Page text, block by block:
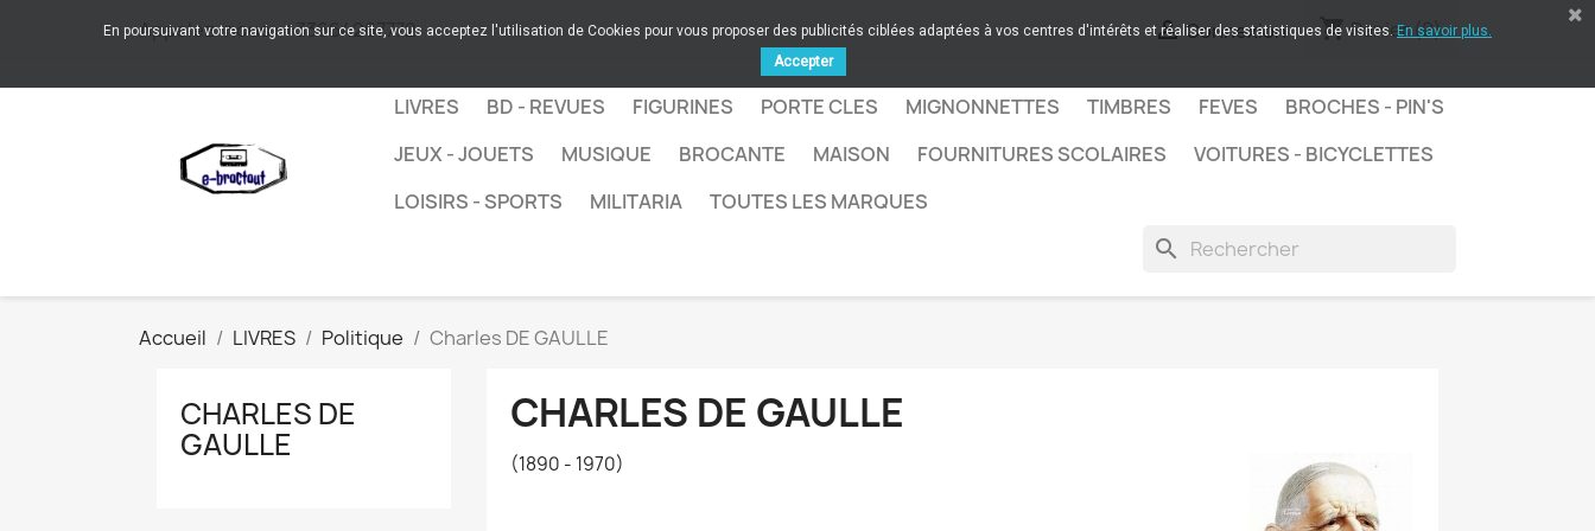
Appelez-nous :+33664267772  Connexion shopping_cartPanier (0)
LIVRES BD - REVUES FIGURINES PORTE CLES MIGNONNETTES TIMBRES FEVES
BROCHES - PIN'S
JEUX - JOUETS
MUSIQUE BROCANTE MAISON FOURNITURES SCOLAIRES
VOITURES - BICYCLETTES
LOISIRS - SPORTS
MILITARIA TOUTES LES MARQUES
search
Accueil LIVRES Politique Charles DE GAULLE
CHARLES DE
GAULLE
CHARLES DE GAULLE
(1890 - 1970)
En poursuivant votre navigation sur ce site, vous acceptez l'utilisation de Cookies pour vous proposer des publicités ciblées adaptées à vos centres d'intérêts et réaliser des statistiques de visites. En savoir plus.
Accepter